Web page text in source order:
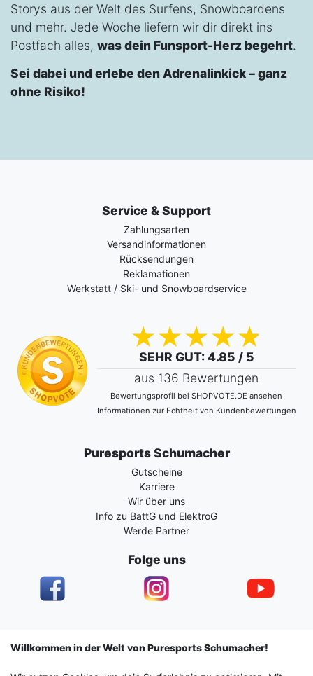
Storys aus der Welt des Surfens, Snowboardens
und mehr. Jede Woche liefern wir dir direkt ins
Postfach alles, was dein Funsport-Herz begehrt.
Sei dabei und erlebe den Adrenalinkick – ganz
ohne Risiko!
Service & Support
Zahlungsarten
Versandinformationen
Rücksendungen
Reklamationen
Werkstatt / Ski- und Snowboardservice
SEHR GUT: 4.85 / 5
aus 136 Bewertungen
Bewertungsprofil bei SHOPVOTE.DE ansehen
Informationen zur Echtheit von Kundenbewertungen
Puresports Schumacher
Gutscheine
Karriere
Wir über uns
Info zu BattG und ElektroG
Werde Partner
Folge uns
Impressum Daten­schutz­erklärung AGB
Willkommen in der Welt von Puresports Schumacher!